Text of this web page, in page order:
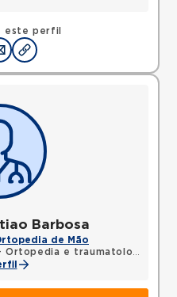
este perfil
Barbosa
de Mão
Ortopedia e traumatologia